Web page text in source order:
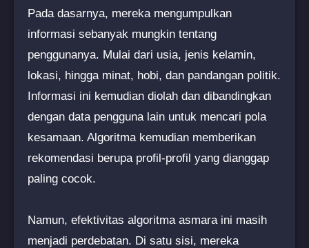
Pada dasarnya, mereka mengumpulkan
informasi sebanyak mungkin tentang
penggunanya. Mulai dari usia, jenis kelamin,
lokasi, hingga minat, hobi, dan pandangan politik.
Informasi ini kemudian diolah dan dibandingkan
dengan data pengguna lain untuk mencari pola
kesamaan. Algoritma kemudian memberikan
rekomendasi berupa profil-profil yang dianggap
paling cocok.
Namun, efektivitas algoritma asmara ini masih
menjadi perdebatan. Di satu sisi, mereka